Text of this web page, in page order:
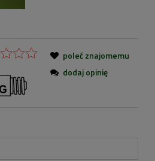
poleć znajomemu
dodaj opinię